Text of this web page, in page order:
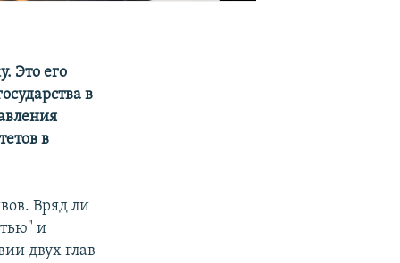
Это его
в
в
Вряд ли
и
двух глав